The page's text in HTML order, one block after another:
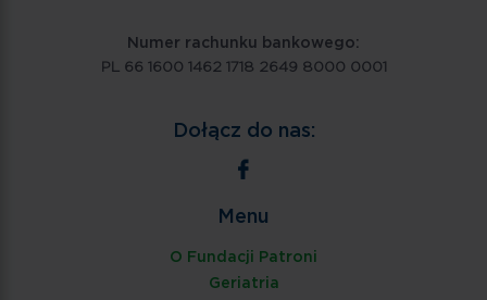
Numer rachunku bankowego:
PL 66 1600 1462 1718 2649 8000 0001
Dołącz do nas:
Menu
O Fundacji Patroni
Geriatria